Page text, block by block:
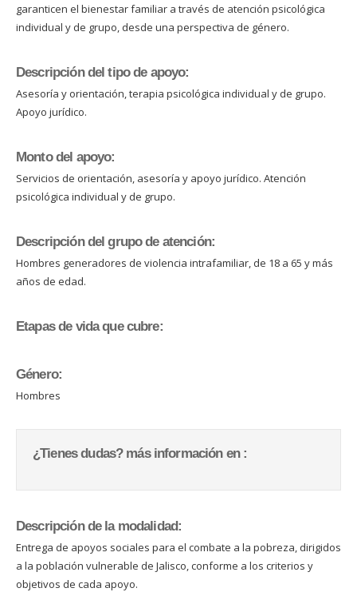
garanticen el bienestar familiar a través de atención psicológica
individual y de grupo, desde una perspectiva de género.
Descripción del tipo de apoyo:
Asesoría y orientación, terapia psicológica individual y de grupo.
Apoyo jurídico.
Monto del apoyo:
Servicios de orientación, asesoría y apoyo jurídico. Atención
psicológica individual y de grupo.
Descripción del grupo de atención:
Hombres generadores de violencia intrafamiliar, de 18 a 65 y más
años de edad.
Etapas de vida que cubre:
Género:
Hombres
¿Tienes dudas? más información en :
Descripción de la modalidad:
Entrega de apoyos sociales para el combate a la pobreza, dirigidos
a la población vulnerable de Jalisco, conforme a los criterios y
objetivos de cada apoyo.